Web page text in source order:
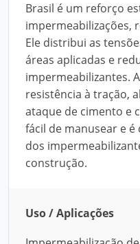
Brasil é um reforço
impermeabilizações,
Ele distribui as
áreas aplicadas e
impermeabilizantes.
resistência à tração,
ataque de cimento e
fácil de manusear e
dos
construção.
Uso / Aplicações